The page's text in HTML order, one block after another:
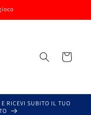
Carrello
E RICEVI SUBITO IL TUO